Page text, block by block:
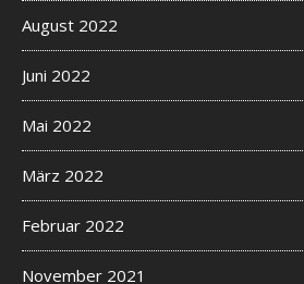
d
v
e
r
s
e
d
r
u
g
August 2022
Juni 2022
Mai 2022
März 2022
Februar 2022
November 2021